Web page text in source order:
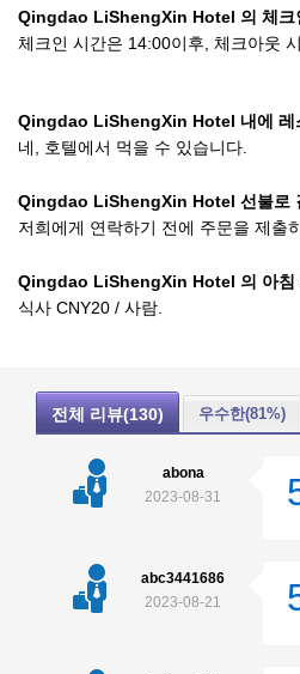
Qingdao LiShengXin Hotel 의 체크
체크인 시간은 14:00이후, 체크아웃
Qingdao LiShengXin Hotel 내에 레
네, 호텔에서 먹을 수 있습니다.
Qingdao LiShengXin Hotel 선불로
저희에게 연락하기 전에 주문을 제출
Qingdao LiShengXin Hotel 의 아침
식사 CNY20 / 사람.
전체 리뷰(130) 우수한(81%)
abona
2023-08-31
abc3441686
2023-08-21